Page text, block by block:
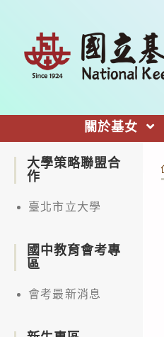
關於基女
大學策略聯盟合
作
臺北市立大學
國中教育會考專
區
會考最新消息